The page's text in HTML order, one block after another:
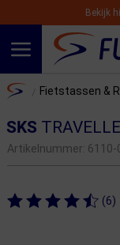
Bekijk
Home Fietstassen &
SKS
Artikelnummer: 6110-
(6)